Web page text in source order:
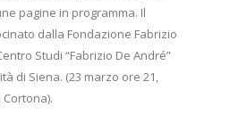
pagine in programma. Il
dalla Fondazione Fabrizio
Studi “Fabrizio De André”
di Siena. (23 marzo ore 21,